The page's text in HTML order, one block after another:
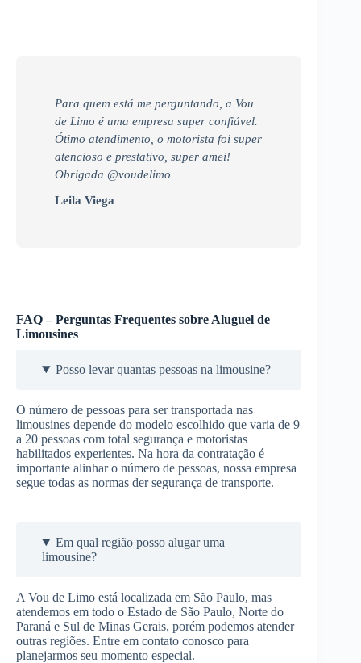
Para quem está me perguntando, a Vou
de Limo é uma empresa super confiável.
Ótimo atendimento, o motorista foi super
atencioso e prestativo, super amei!
Obrigada @voudelimo
Leila Viega
FAQ – Perguntas Frequentes sobre Aluguel de
Limousines
Posso levar quantas pessoas na limousine?
O número de pessoas para ser transportada nas
limousines depende do modelo escolhido que varia de 9
a 20 pessoas com total segurança e motoristas
habilitados experientes. Na hora da contratação é
importante alinhar o número de pessoas, nossa empresa
segue todas as normas der segurança de transporte.
Em qual região posso alugar uma
limousine?
A Vou de Limo está localizada em São Paulo, mas
atendemos em todo o Estado de São Paulo, Norte do
Paraná e Sul de Minas Gerais, porém podemos atender
outras regiões. Entre em contato conosco para
planejarmos seu momento especial.